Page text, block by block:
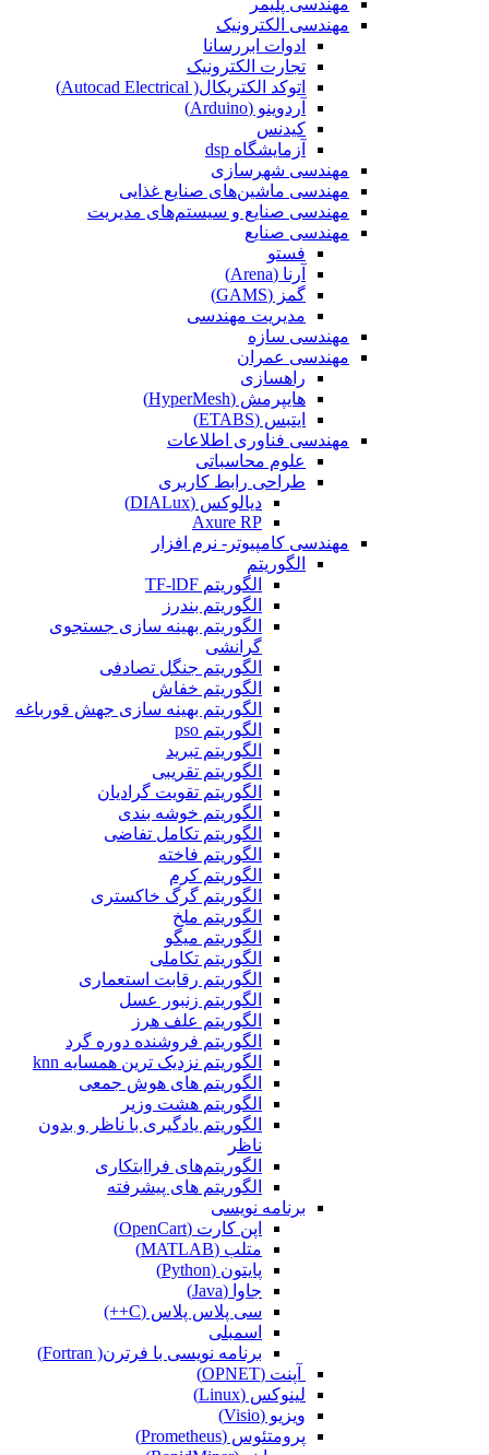
مهندسی الکترونیک
ادوات ابررسانا
تجارت الکترونیک
اتوکد الکتریکال( Autocad Electrical)
آردوینو (Arduino)
کیدنس
آزمایشگاه dsp
مهندسی شهرسازی
مهندسی ماشین‌های صنایع غذایی
مهندسی صنایع و سیستم‌های مدیریت
مهندسی صنایع
فستو
آرنا (Arena)
گمز (GAMS)
مدیریت مهندسی
مهندسی سازه
مهندسی عمران‌
راهسازی
هایپرمش (HyperMesh)
ایتبس (ETABS)
مهندسی فناوری اطلاعات
علوم محاسباتی
طراحی رابط کاربری
دیالوکس (DIALux)
Axure RP
مهندسی کامپیوتر- نرم افزار
الگوریتم
الگوریتم TF-lDF
الگوریتم بندرز
الگوریتم بهینه سازی جستجوی
گرانشی
الگوریتم جنگل تصادفی
الگوریتم خفاش
الگوریتم بهینه سازی جهش قورباغه
الگوریتم pso
الگوریتم تبرید
الگوریتم تقریبی
الگوریتم تقویت گرادیان
الگوریتم خوشه بندی
الگوریتم تکامل تفاضی
الگوریتم فاخته
الگوریتم کرم
الگوریتم گرگ خاکستری
الگوریتم ملخ
الگوریتم میگو
الگوریتم تکاملی
الگوریتم رقابت استعماری
الگوریتم زنبور عسل
الگوریتم علف هرز
الگوریتم فروشنده دوره گرد
الگوریتم نزدیک ترین همسایه knn
الگوریتم های هوش جمعی
الگوریتم هشت وزیر
الگوریتم یادگیری با ناظر و بدون
ناظر
الگوریتم‌های فراابتکاری
الگوریتم های پیشرفته
برنامه نویسی
اپن کارت (OpenCart)
متلب (MATLAB)
پایتون (Python)
جاوا (Java)
سی پلاس پلاس (C++)
اسمبلی
برنامه نویسی با فرترن( Fortran)
آپنت (OPNET)
لینوکس (Linux)
ویزیو (Visio)
پرومتئوس (Prometheus)